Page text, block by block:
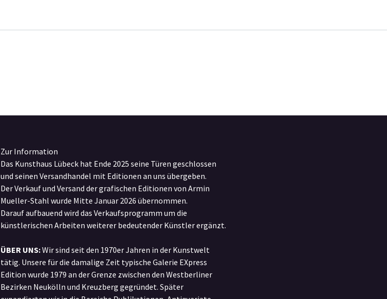
Zur Information
Das Kunsthaus Lübeck hat Ende 2025 seine Türen geschlossen
und seinen Versandhandel mit Editionen an uns übergeben.
Der Verkauf und Versand der grafischen Editionen von Armin
Mueller-Stahl wurde Mitte Januar 2026 übernommen.
Darauf aufbauend wird das Verkaufsprogramm um die
künstlerischen Arbeiten weiterer bedeutender Künstler ergänzt.
ÜBER UNS:Wir sind seit den 1970er Jahren in der Kunstwelt
tätig. Unsere für die damalige Zeit typische Galerie EXpress
Edition wurde 1979 an der Grenze zwischen den Westberliner
Bezirken Neukölln und Kreuzberg gegründet. Später